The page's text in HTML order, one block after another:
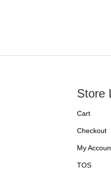
Store
Cart
Checkout
My
TOS